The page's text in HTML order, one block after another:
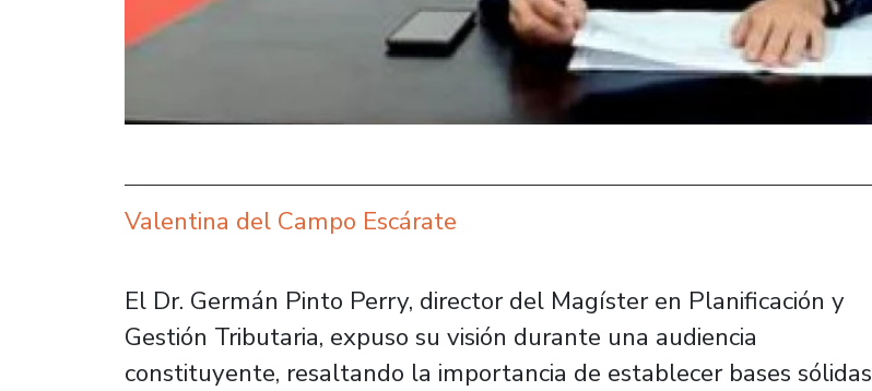
Valentina del Campo Escárate
El Dr. Germán Pinto Perry, director del Magíster en Planificación y
Gestión Tributaria, expuso su visión durante una audiencia
constituyente, resaltando la importancia de establecer bases sólidas